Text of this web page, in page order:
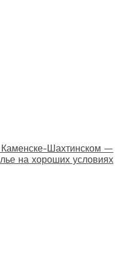
Шахтинском —
на хороших условиях